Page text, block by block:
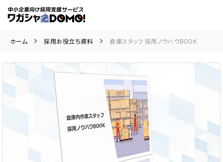
ホーム 採用お役立ち資料 倉庫スタッフ 採用ノウハウBOOK